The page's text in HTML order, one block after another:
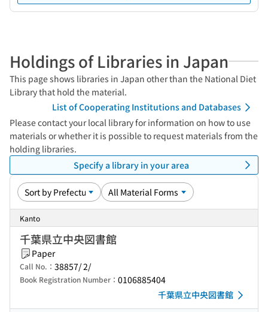
Holdings of Libraries in Japan
This page shows libraries in Japan other than the National Diet
Library that hold the material.
List of Cooperating Institutions and Databases
Please contact your local library for information on how to use
materials or whether it is possible to request materials from the
holding libraries.
Specify a library in your area
Kanto
千葉県立中央図書館
Paper
Call No.： 38857/ 2/
Book Registration Number： 0106885404
千葉県立中央図書館